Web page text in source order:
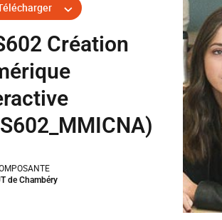
Création
de Chambéry